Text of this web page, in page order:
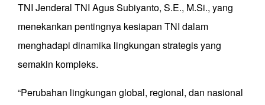
TNI Jenderal TNI Agus Subiyanto, S.E., M.Si., yang
menekankan pentingnya kesiapan TNI dalam
menghadapi dinamika lingkungan strategis yang
semakin kompleks.
“Perubahan lingkungan global, regional, dan nasional